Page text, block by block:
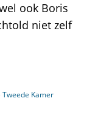
ook Boris
niet zelf
Kamer